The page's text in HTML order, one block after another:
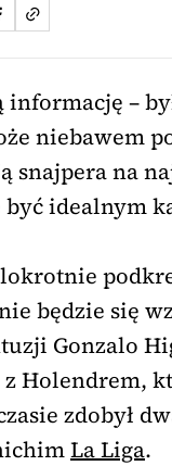
informację –
niebawem
snajpera na
być idealnym
będzie się
Gonzalo
Holendrem,
zdobył
La Liga.